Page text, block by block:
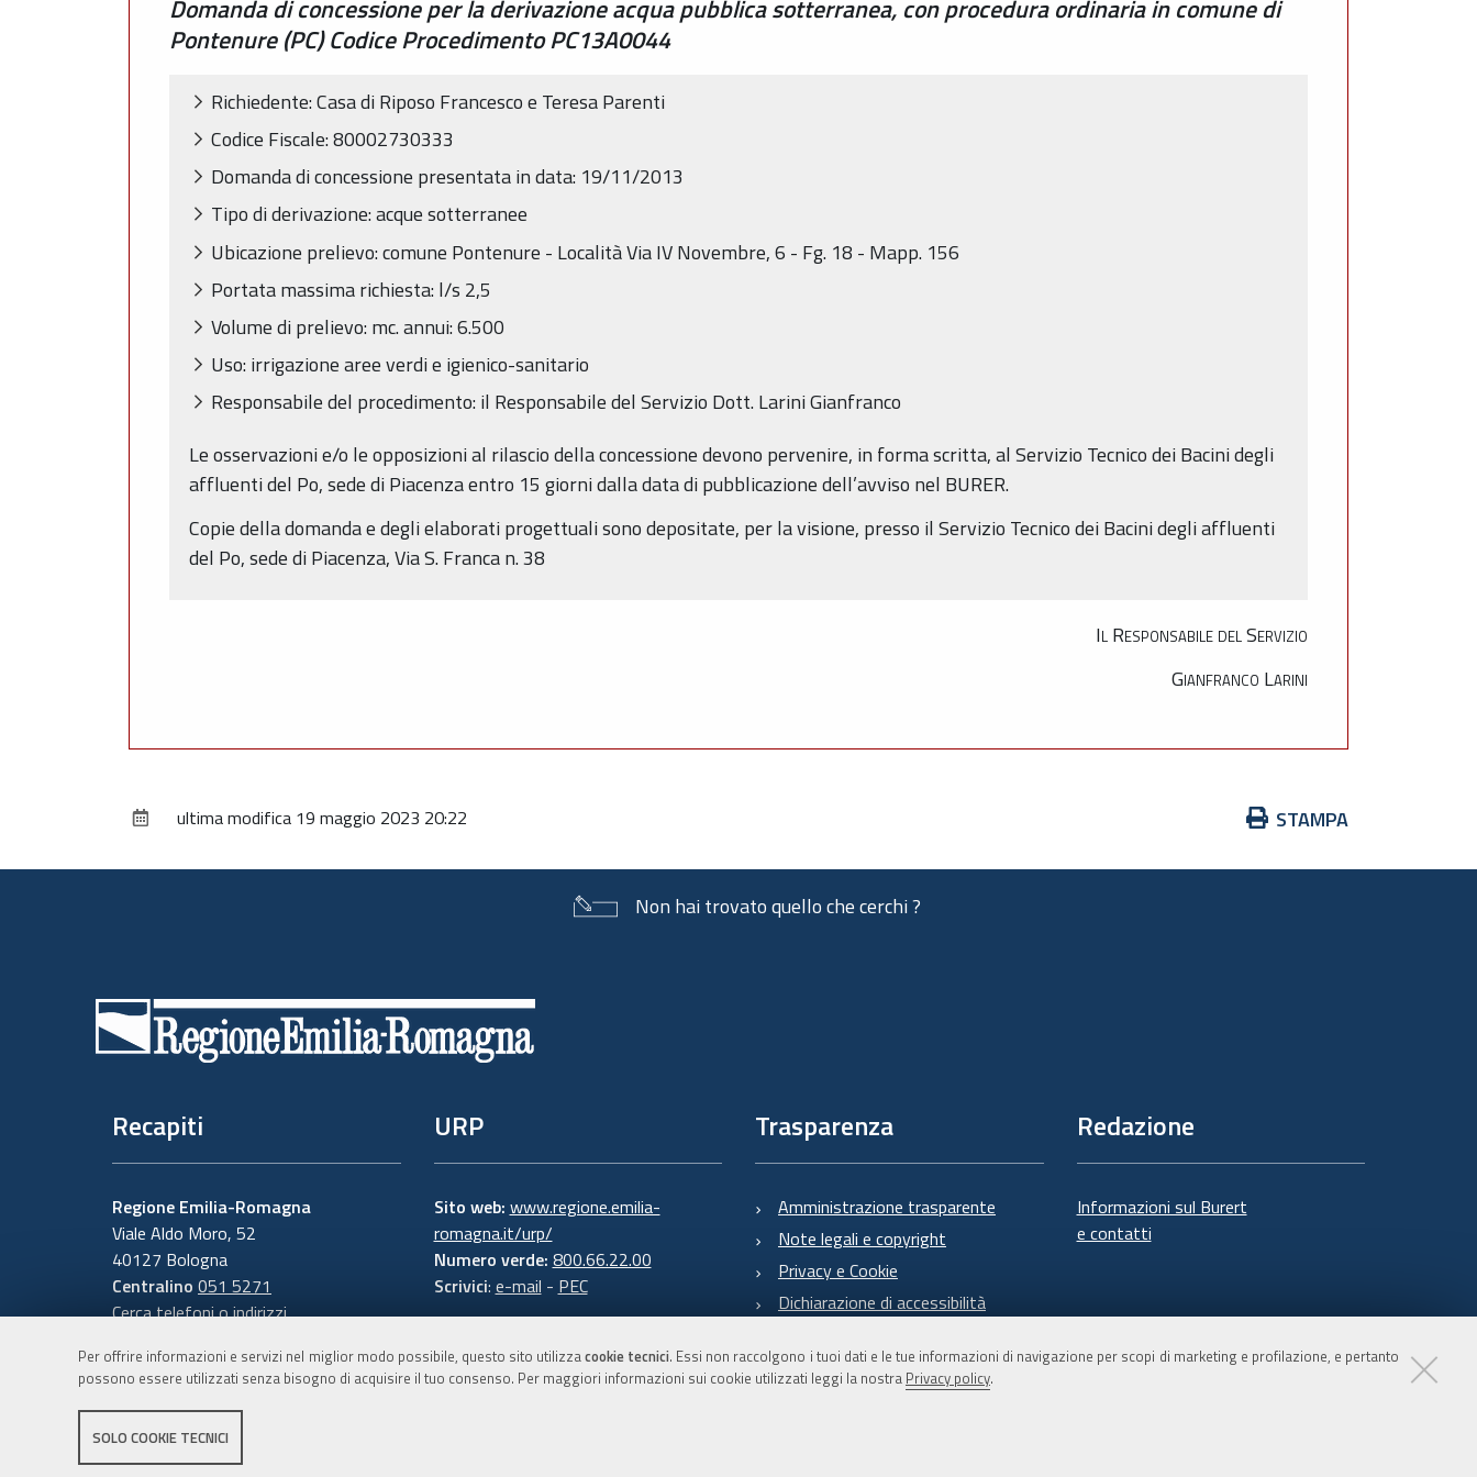
Per offrire informazioni e servizi nel miglior modo possibile, questo sito utilizzacookie tecnici. Essi non raccolgono i tuoi dati e le tue informazioni di navigazione per scopi di marketing e profilazione, e pertanto
possono essere utilizzati senza bisogno di acquisire il tuo consenso. Per maggiori informazioni sui cookie utilizzati leggi la nostra Privacy policy.
SOLO COOKIE TECNICI
Domanda di concessione per la derivazione acqua pubblica sotterranea, con procedura ordinaria in comune di
Pontenure (PC) Codice Procedimento PC13A0044
Richiedente: Casa di Riposo Francesco e Teresa Parenti
Codice Fiscale: 80002730333
Domanda di concessione presentata in data: 19/11/2013
Tipo di derivazione: acque sotterranee
Ubicazione prelievo: comune Pontenure - Località Via IV Novembre, 6 - Fg. 18 - Mapp. 156
Portata massima richiesta: l/s 2,5
Volume di prelievo: mc. annui: 6.500
Uso: irrigazione aree verdi e igienico-sanitario
Responsabile del procedimento: il Responsabile del Servizio Dott. Larini Gianfranco
Le osservazioni e/o le opposizioni al rilascio della concessione devono pervenire, in forma scritta, al Servizio Tecnico dei Bacini degli
affluenti del Po, sede di Piacenza entro 15 giorni dalla data di pubblicazione dell’avviso nel BURER.
Copie della domanda e degli elaborati progettuali sono depositate, per la visione, presso il Servizio Tecnico dei Bacini degli affluenti
del Po, sede di Piacenza, Via S. Franca n. 38
Il Responsabile del Servizio
Gianfranco Larini
Azioni
documento
STAMPA
ultima modifica 19 maggio 2023 20:22
Non hai trovato quello che cerchi ?
Recapiti
Regione Emilia-Romagna
Viale Aldo Moro, 52
40127 Bologna
Centralino 051 5271
Cerca telefoni o indirizzi
URP
Sito web: www.regione.emilia-
romagna.it/urp/
Numero verde: 800.66.22.00
Scrivici: e-mail - PEC
Trasparenza
Amministrazione trasparente
Note legali e copyright
Privacy e Cookie
Dichiarazione di accessibilità
Redazione
Informazioni sul Burert
e contatti